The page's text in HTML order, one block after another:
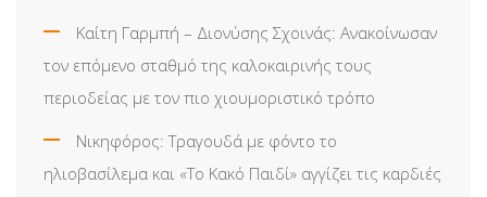
Καίτη Γαρμπή – Διονύσης Σχοινάς: Ανακοίνωσαν
τον επόμενο σταθμό της καλοκαιρινής τους
περιοδείας με τον πιο χιουμοριστικό τρόπο
Νικηφόρος: Τραγουδά με φόντο το
ηλιοβασίλεμα και «Το Κακό Παιδί» αγγίζει τις καρδιές